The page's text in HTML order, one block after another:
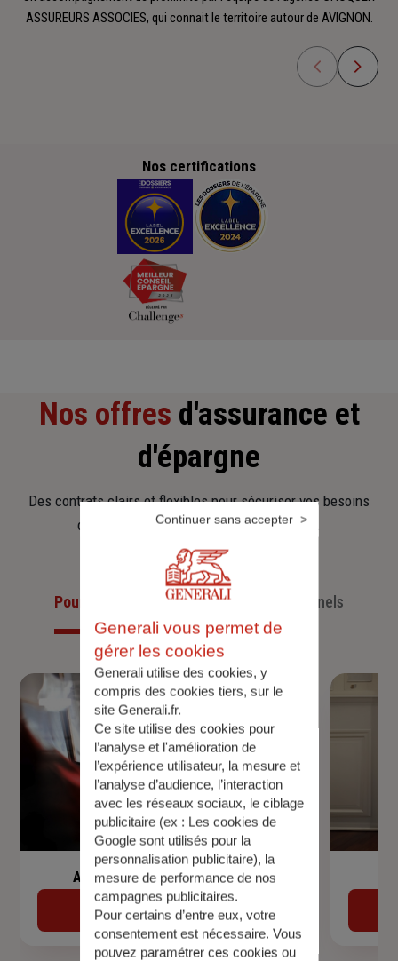
ASSUREURS ASSOCIES, qui connait le territoire autour de AVIGNON.
Nos certifications
Nos offres d'assurance et
d'épargne
Des contrats clairs et flexibles pour sécuriser vos besoins
d’aujourd’hui et anticiper ceux de demain.
Pour les particuliersPour les professionnels
Assurance de prêt immobilier
Découvrir
Generali vous permet de
gérer les cookies
Generali utilise des cookies, y
compris des cookies tiers, sur le
site Generali.fr.
Ce site utilise des cookies pour
l’analyse et l'amélioration de
l’expérience utilisateur, la mesure et
l’analyse d’audience, l’interaction
avec les réseaux sociaux, le ciblage
publicitaire (ex : Les cookies de
Google sont utilisés pour la
personnalisation publicitaire), la
mesure de performance de nos
campagnes publicitaires.
Pour certains d’entre eux, votre
consentement est nécessaire. Vous
pouvez paramétrer ces cookies ou
Continuer sans accepter